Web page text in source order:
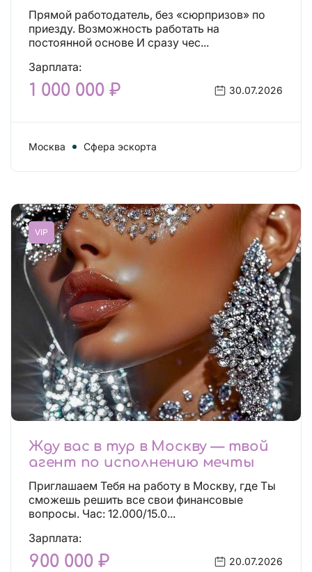
Прямой работодатель, без «сюрпризов» по
приезду. Возможность работать на
постоянной основе И сразу чес...
Зарплата:
1 000 000 ₽ 30.07.2026
Москва Сфера эскорта
VIP
Жду вас в тур в Москву — твой
агент по исполнению мечты
Приглашаем Тебя на работу в Москву, где Ты
сможешь решить все свои финансовые
вопросы. Час: 12.000/15.0...
Зарплата:
900 000 ₽ 20.07.2026